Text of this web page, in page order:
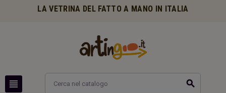
LA VETRINA DEL FATTO A MANO IN ITALIA
view_headline search